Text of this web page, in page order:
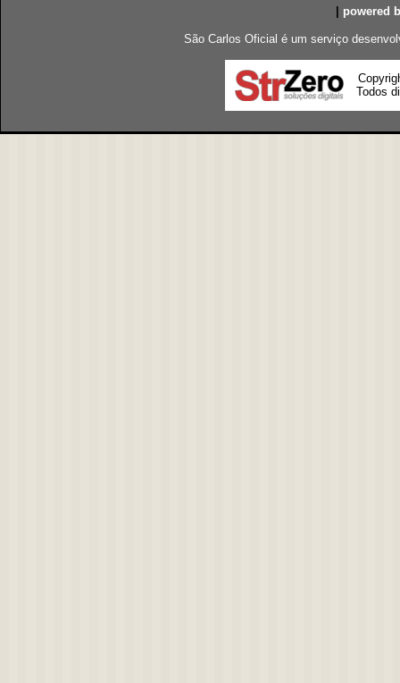
powered
São Carlos Oficial é um serviço
Todos